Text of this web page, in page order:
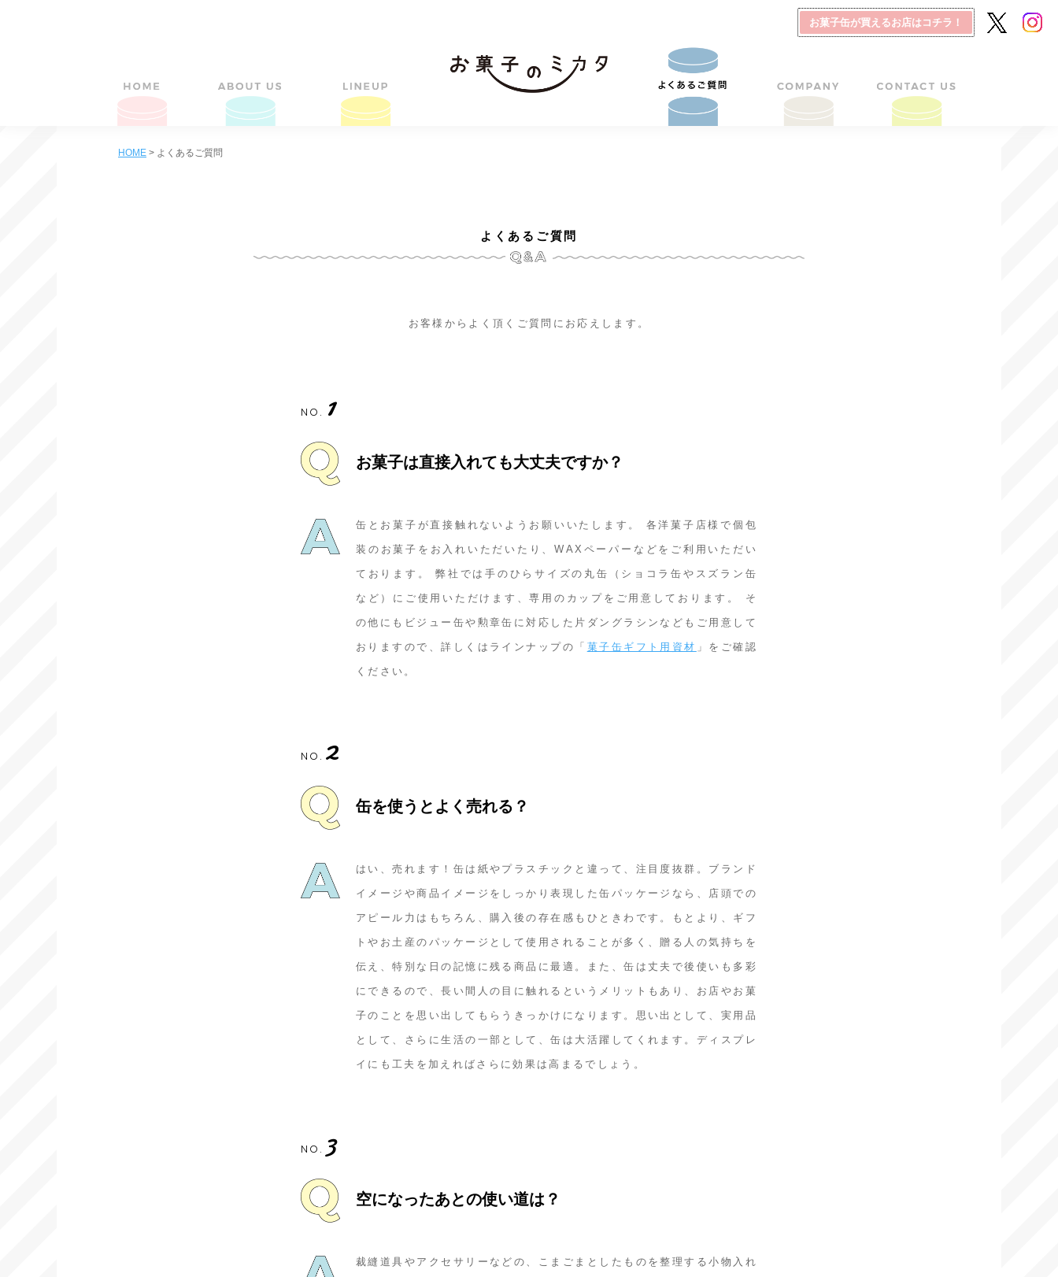
お菓子缶が買えるお店はコチラ！
HOME > よくあるご質問
よくあるご質問
お客様からよく頂くご質問にお応えします。
NO. 1
お菓子は直接入れても大丈夫ですか？
缶とお菓子が直接触れないようお願いいたします。 各洋菓子店様で個包
装のお菓子をお入れいただいたり、WAXペーパーなどをご利用いただい
ております。 弊社では手のひらサイズの丸缶（ショコラ缶やスズラン缶
など）にご使用いただけます、専用のカップをご用意しております。 そ
の他にもビジュー缶や勲章缶に対応した片ダングラシンなどもご用意して
おりますので、詳しくはラインナップの「 菓子缶ギフト用資材 」をご確認
ください。
NO. 2
缶を使うとよく売れる？
はい、売れます！缶は紙やプラスチックと違って、注目度抜群。ブランド
イメージや商品イメージをしっかり表現した缶パッケージなら、店頭での
アピール力はもちろん、購入後の存在感もひときわです。もとより、ギフ
トやお土産のパッケージとして使用されることが多く、贈る人の気持ちを
伝え、特別な日の記憶に残る商品に最適。また、缶は丈夫で後使いも多彩
にできるので、長い間人の目に触れるというメリットもあり、お店やお菓
子のことを思い出してもらうきっかけになります。思い出として、実用品
として、さらに生活の一部として、缶は大活躍してくれます。ディスプレ
イにも工夫を加えればさらに効果は高まるでしょう。
NO. 3
空になったあとの使い道は？
裁縫道具やアクセサリーなどの、こまごまとしたものを整理する小物入れ